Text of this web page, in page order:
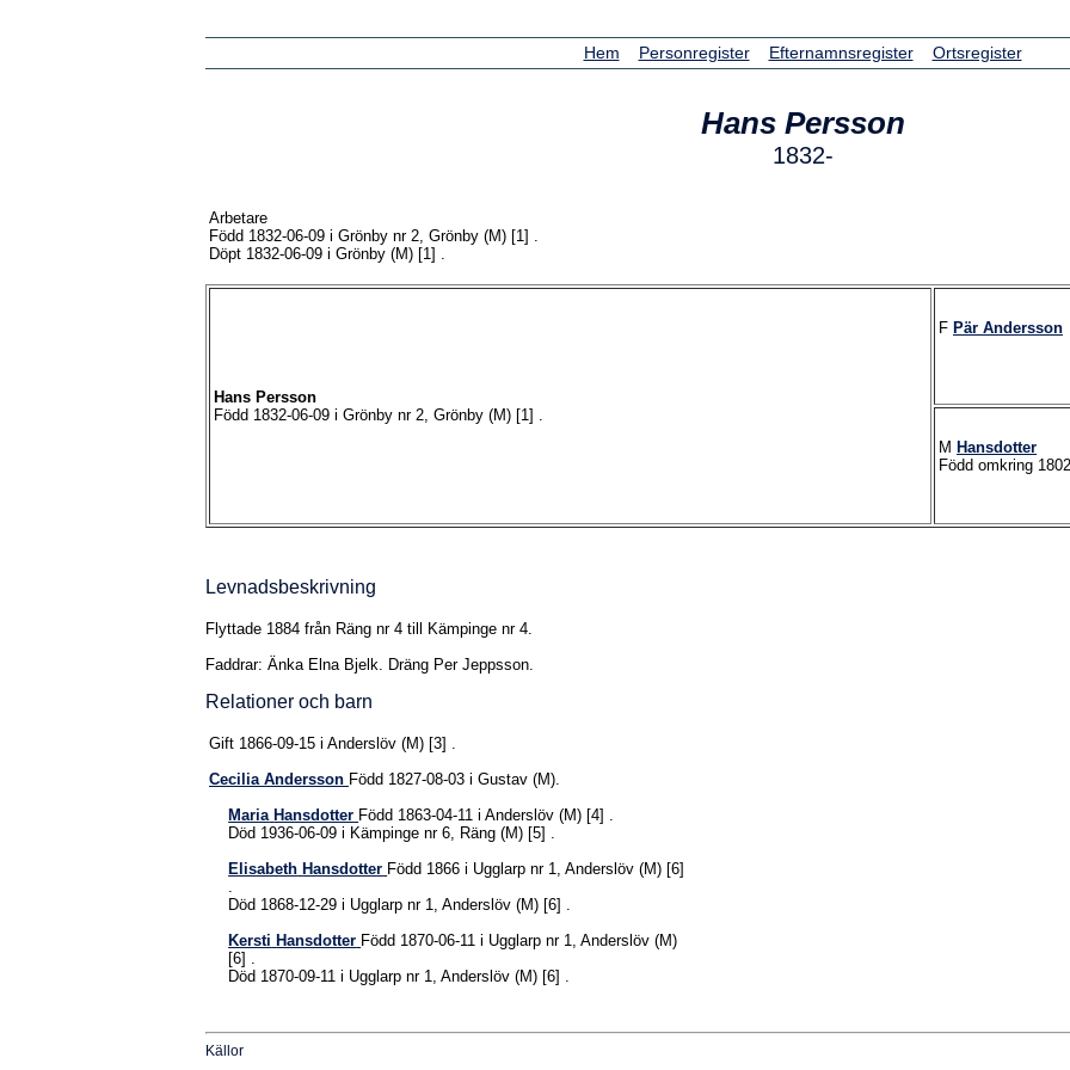
Hem Personregister Efternamnsregister Ortsregister
Hans Persson
1832-
Arbetare
Född 1832-06-09 i Grönby nr 2, Grönby (M) [1]
Döpt 1832-06-09 i Grönby (M) [1]
Hans Persson
Född 1832-06-09 i Grönby nr 2, Grönby (M) [1]
F Pär Andersson
M Hansdotter
Född omkring 1802
Levnadsbeskrivning
Flyttade 1884 från Räng nr 4 till Kämpinge nr 4.
Faddrar: Änka Elna Bjelk. Dräng Per Jeppsson.
Relationer och barn
Gift 1866-09-15 i Anderslöv (M) [3]
Cecilia Andersson Född 1827-08-03 i Gustav (M).
Maria Hansdotter Född 1863-04-11 i Anderslöv (M) [4]
Död 1936-06-09 i Kämpinge nr 6, Räng (M) [5]
Elisabeth Hansdotter Född 1866 i Ugglarp nr 1, Anderslöv (M) [6]
Död 1868-12-29 i Ugglarp nr 1, Anderslöv (M) [6]
Kersti Hansdotter Född 1870-06-11 i Ugglarp nr 1, Anderslöv (M)
[6]
Död 1870-09-11 i Ugglarp nr 1, Anderslöv (M) [6]
Källor